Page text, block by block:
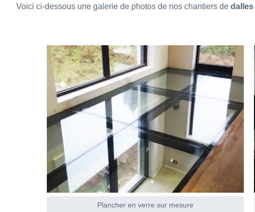
Voici ci-dessous une galerie de photos de nos chantiers de dalles
Plancher en verre sur mesure